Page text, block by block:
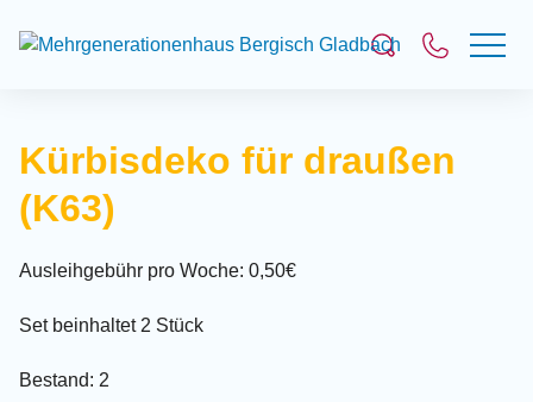
Kürbisdeko für draußen
(K63)
Ausleihgebühr pro Woche: 0,50€
Set beinhaltet 2 Stück
Bestand: 2